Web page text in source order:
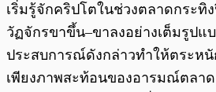
เริ่มรู้จักคริปโตในช่วงตลาดกระทิ
วัฏจักรขาขึ้น–ขาลงอย่างเต็มรูปแบ
ประสบการณ์ดังกล่าวทำให้ตระหนั
เพียงภาพสะท้อนของอารมณ์ตลา